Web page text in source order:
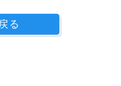
る